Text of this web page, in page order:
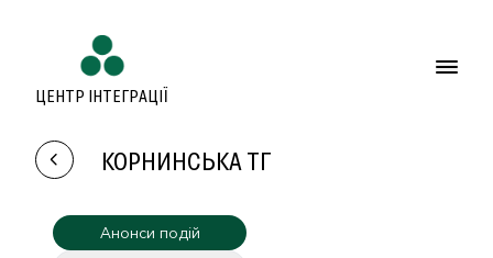
ЦЕНТР ІНТЕГРАЦІЇ
КОРНИНСЬКА ТГ
Анонси подій